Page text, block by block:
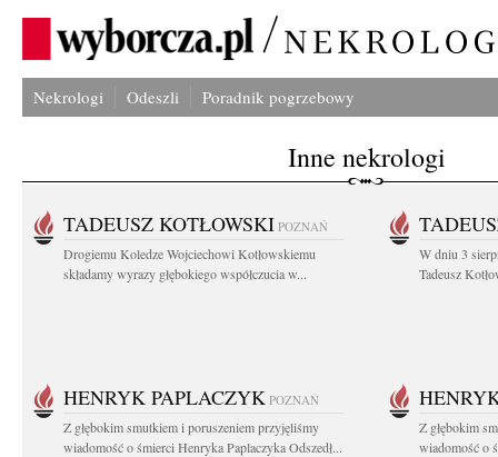
Nekrologi Odeszli Poradnik pogrzebowy
Inne nekrologi
TADEUSZ KOTŁOWSKI POZNAŃ
Drogiemu Koledze Wojciechowi Kotłowskiemu
składamy wyrazy głębokiego współczucia w...
W dniu 3
Tadeusz
HENRYK PAPLACZYK POZNAŃ
Z głębokim smutkiem i poruszeniem przyjęliśmy
wiadomość o śmierci Henryka Paplaczyka Odszedł...
Z głębokim
wiadomość o